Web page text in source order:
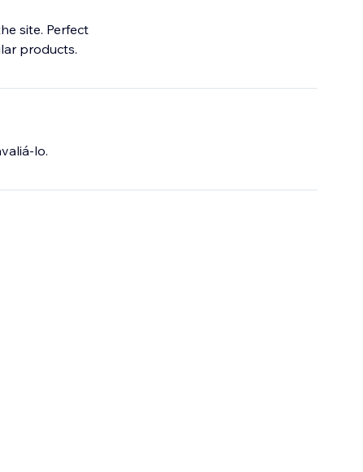
site. Perfect
products.
lo.